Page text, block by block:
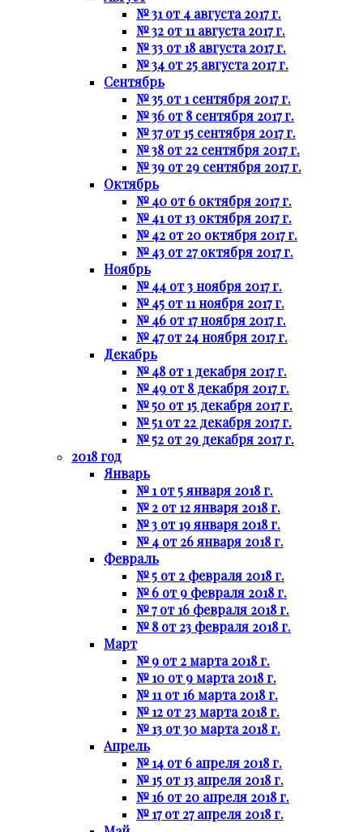
№ 31 от 4 августа 2017 г.
№ 32 от 11 августа 2017 г.
№ 33 от 18 августа 2017 г.
№ 34 от 25 августа 2017 г.
Сентябрь
№ 35 от 1 сентября 2017 г.
№ 36 от 8 сентября 2017 г.
№ 37 от 15 сентября 2017 г.
№ 38 от 22 сентября 2017 г.
№ 39 от 29 сентября 2017 г.
Октябрь
№ 40 от 6 октября 2017 г.
№ 41 от 13 октября 2017 г.
№ 42 от 20 октября 2017 г.
№ 43 от 27 октября 2017 г.
Ноябрь
№ 44 от 3 ноября 2017 г.
№ 45 от 11 ноября 2017 г.
№ 46 от 17 ноября 2017 г.
№ 47 от 24 ноября 2017 г.
Декабрь
№ 48 от 1 декабря 2017 г.
№ 49 от 8 декабря 2017 г.
№ 50 от 15 декабря 2017 г.
№ 51 от 22 декабря 2017 г.
№ 52 от 29 декабря 2017 г.
2018 год
Январь
№ 1 от 5 января 2018 г.
№ 2 от 12 января 2018 г.
№ 3 от 19 января 2018 г.
№ 4 от 26 января 2018 г.
Февраль
№ 5 от 2 февраля 2018 г.
№ 6 от 9 февраля 2018 г.
№ 7 от 16 февраля 2018 г.
№ 8 от 23 февраля 2018 г.
Март
№ 9 от 2 марта 2018 г.
№ 10 от 9 марта 2018 г.
№ 11 от 16 марта 2018 г.
№ 12 от 23 марта 2018 г.
№ 13 от 30 марта 2018 г.
Апрель
№ 14 от 6 апреля 2018 г.
№ 15 от 13 апреля 2018 г.
№ 16 от 20 апреля 2018 г.
№ 17 от 27 апреля 2018 г.